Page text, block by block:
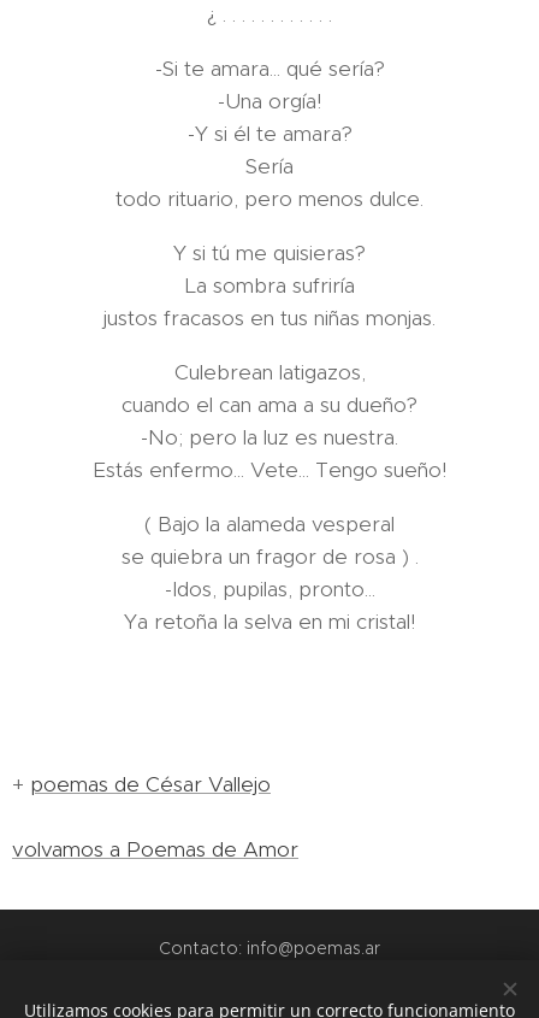
¿ . . . . . . . . . . . .
-Si te amara... qué sería?
-Una orgía!
-Y si él te amara?
Sería
todo rituario, pero menos dulce.
Y si tú me quisieras?
La sombra sufriría
justos fracasos en tus niñas monjas.
Culebrean latigazos,
cuando el can ama a su dueño?
-No; pero la luz es nuestra.
Estás enfermo... Vete... Tengo sueño!
( Bajo la alameda vesperal
se quiebra un fragor de rosa ) .
-Idos, pupilas, pronto...
Ya retoña la selva en mi cristal!
+ poemas de César Vallejo
volvamos a Poemas de Amor
Contacto: info@poemas.ar
Utilizamos cookies para permitir un correcto funcionamiento